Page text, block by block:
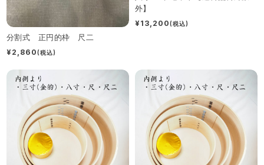
分割式 正円的枠 尺二
¥2,860(税込)
外】
¥13,200(税込)